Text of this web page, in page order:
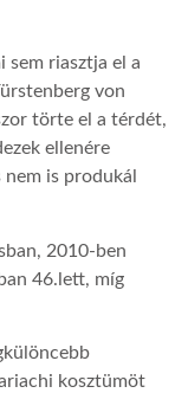
sem riasztja el a
von
törte el a térdét,
ellenére
is produkál
2010-ben
46.lett, míg
kosztümöt